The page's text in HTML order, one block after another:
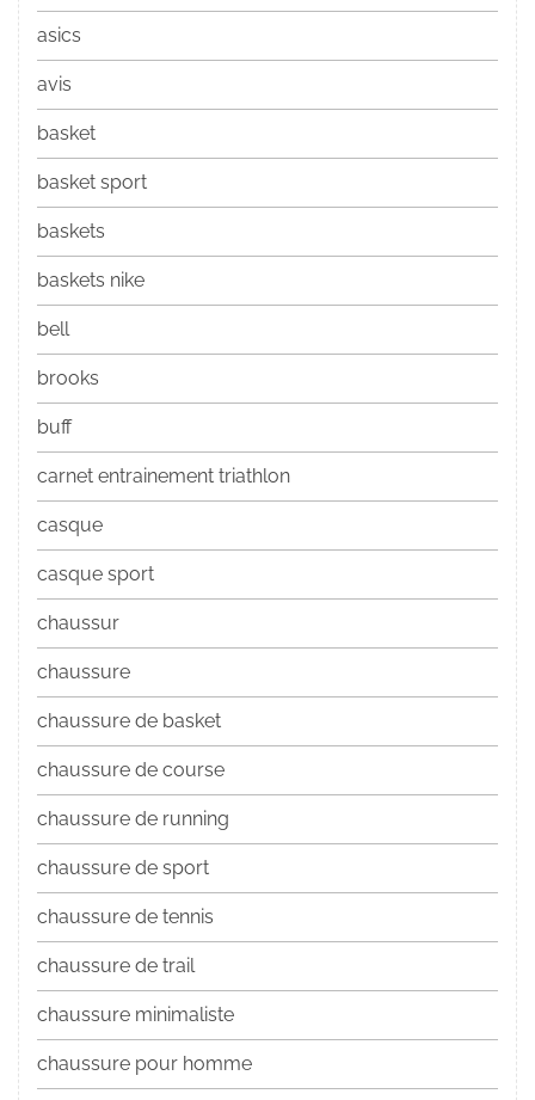
asics
avis
basket
basket sport
baskets
baskets nike
bell
brooks
buff
carnet entrainement triathlon
casque
casque sport
chaussur
chaussure
chaussure de basket
chaussure de course
chaussure de running
chaussure de sport
chaussure de tennis
chaussure de trail
chaussure minimaliste
chaussure pour homme